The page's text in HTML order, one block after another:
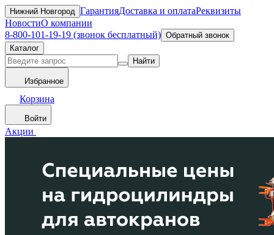
Нижний Новгород ГарантияДоставка и оплатаРеквизиты
НовостиО компании
8-800-101-19-19 (звонок бесплатный) Обратный звонок
Каталог
Найти
Избранное
Корзина
Войти
Акции